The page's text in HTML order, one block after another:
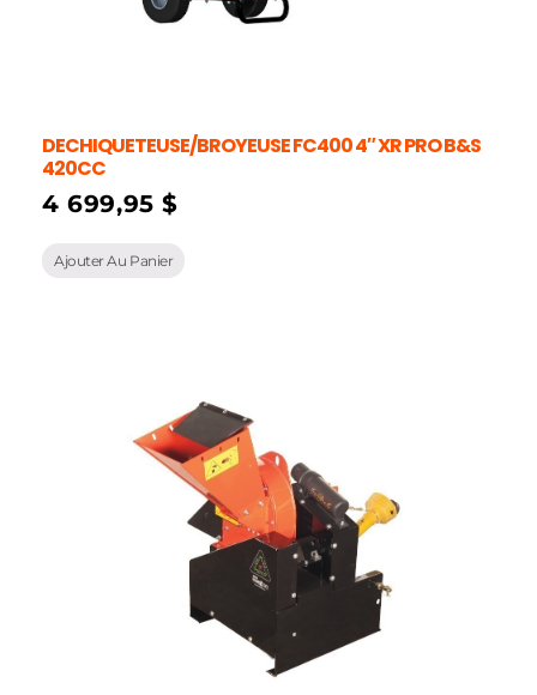
DECHIQUETEUSE/BROYEUSE FC400 4″ XR PRO B&S
420CC
4 699,95$
Ajouter Au Panier